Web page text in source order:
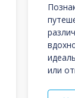
или